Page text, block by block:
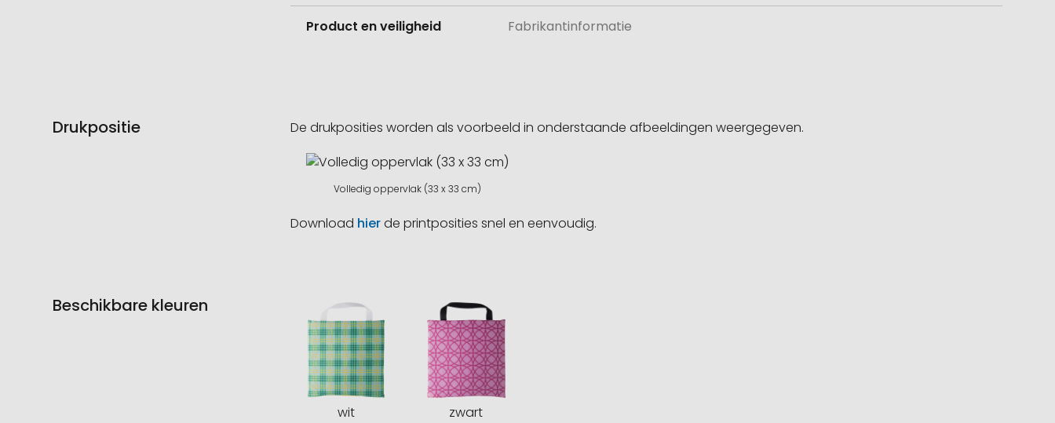
Product en veiligheid Fabrikantinformatie
Drukpositie De drukposities worden als voorbeeld in onderstaande afbeeldingen weergegeven.
Volledig oppervlak (33 x 33 cm)
Download hierde printposities snel en eenvoudig.
Beschikbare kleuren
wit zwart